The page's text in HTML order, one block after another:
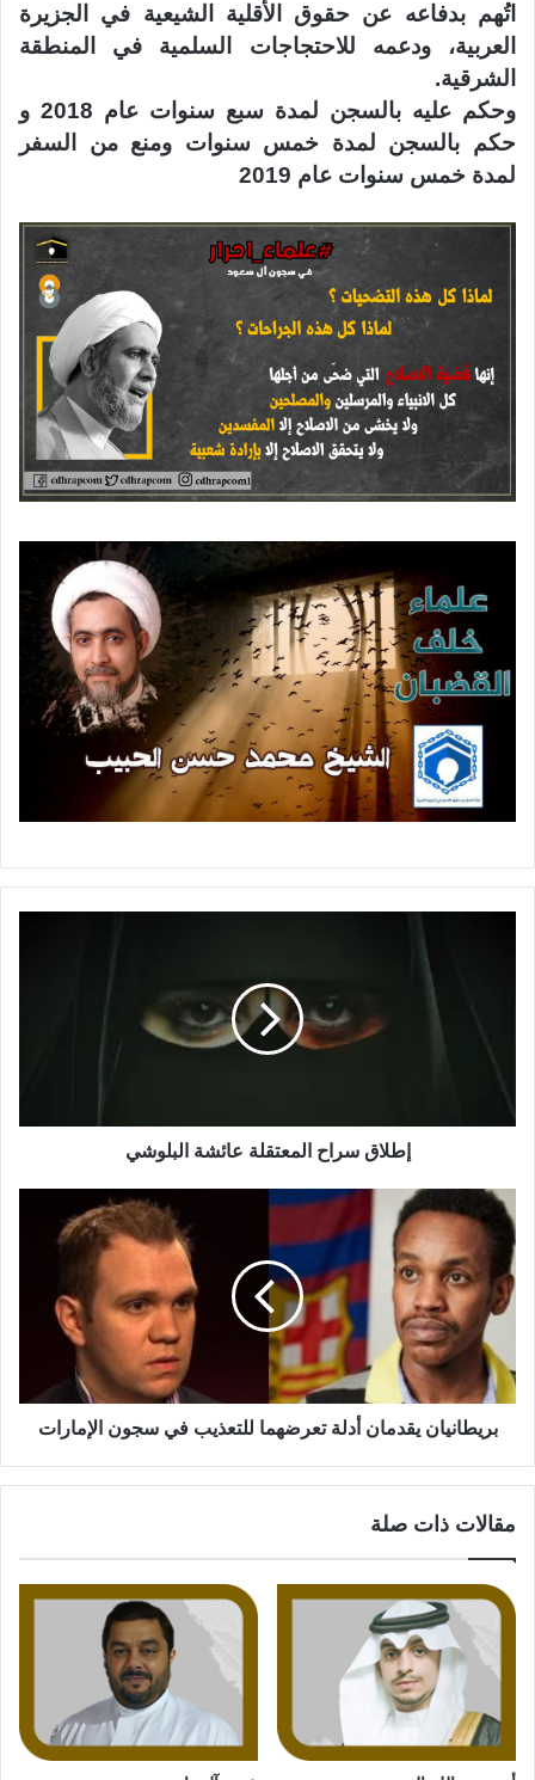
اتُهم بدفاعه عن حقوق الأقلية الشيعية في الجزيرة
العربية، ودعمه للاحتجاجات السلمية في المنطقة
الشرقية.
وحكم عليه بالسجن لمدة سبع سنوات عام 2018 و
حكم بالسجن لمدة خمس سنوات ومنع من السفر
لمدة خمس سنوات عام 2019
إطلاق سراح المعتقلة عائشة البلوشي
بريطانيان يقدمان أدلة تعرضهما للتعذيب في سجون الإمارات
مقالات ذات صلة